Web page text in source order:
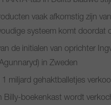
vaak afkomstig zijn
systeem komt doordat
de initialen van oprichter
in Zweden
1 miljard gehaktballetjes
Billy-boekenkast wordt